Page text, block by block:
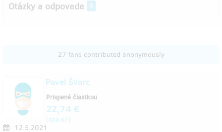
Otázky a odpovede 8
27 fans contributed anonymously
Pavel Švarc
12.5.2021
Prispené čiastkou
22,74 €
(550 Kč)